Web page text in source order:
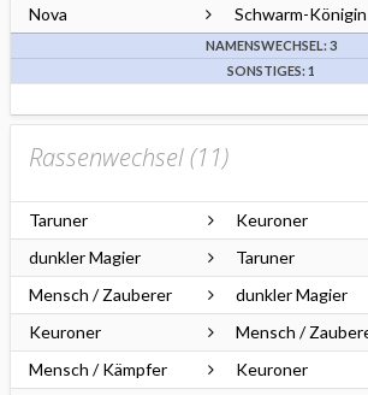
Nova
Schwarm-Königin
NAMENSWECHSEL: 3
SONSTIGES: 1
Rassenwechsel (11)
Taruner Keuroner
dunkler Magier
Taruner
Mensch / Zauberer
dunkler Magier
Keuroner
Mensch /
Mensch / Kämpfer
Keuroner